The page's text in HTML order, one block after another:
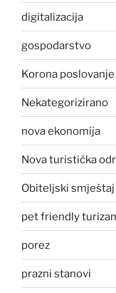
digitalizacija
gospodarstvo
Korona poslovanje
Nekategorizirano
nova ekonomija
Nova turistička
Obiteljski smještaj
pet friendly
porez
prazni stanovi